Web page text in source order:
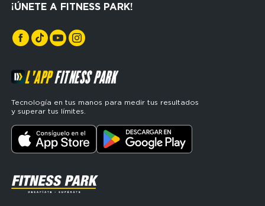
Musculación
¡ÚNETE A FITNESS PARK!
L'APPFITNESS PARK
Tecnología en tus manos para medir tus resultados
y superar tus límites.
SVG